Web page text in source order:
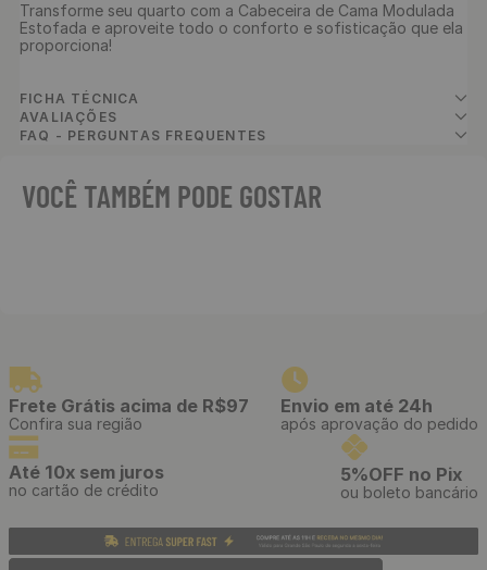
Transforme seu quarto com a Cabeceira de Cama Modulada
Estofada e aproveite todo o conforto e sofisticação que ela
proporciona!
FICHA TÉCNICA
AVALIAÇÕES
FAQ - PERGUNTAS FREQUENTES
VOCÊ TAMBÉM PODE GOSTAR
Frete Grátis acima de R$97
Confira sua região
Envio em até 24h
após aprovação do pedido
Até 10x sem juros
no cartão de crédito
5%OFF no Pix
ou boleto bancário